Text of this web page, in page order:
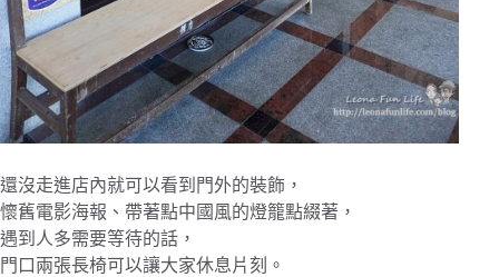
還沒走進店內就可以看到門外的裝飾，
懷舊電影海報、帶著點中國風的燈籠點綴著，
遇到人多需要等待的話，
門口兩張長椅可以讓大家休息片刻。